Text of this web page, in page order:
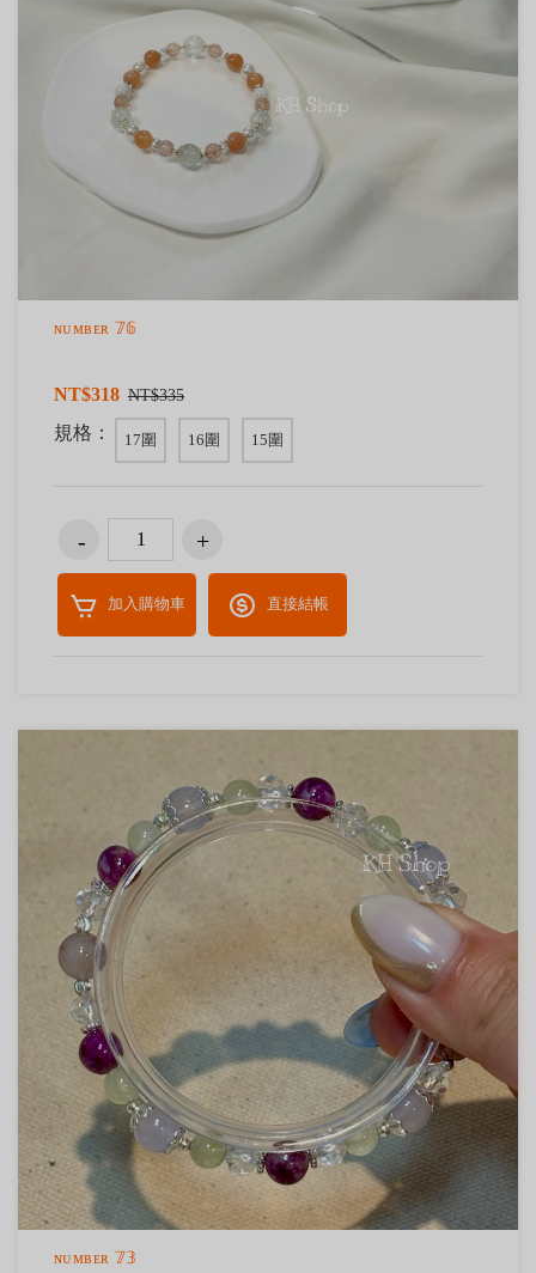
ɴᴜᴍʙᴇʀ 𝟟𝟞
NT$318 NT$335
規格： 17圍 16圍 15圍
加入購物車 直接結帳
ɴᴜᴍʙᴇʀ 𝟟𝟛